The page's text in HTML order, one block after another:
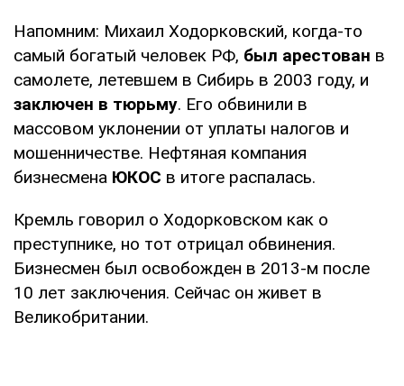
Напомним: Михаил Ходорковский, когда-то
самый богатый человек РФ, был арестован в
самолете, летевшем в Сибирь в 2003 году, и
заключен в тюрьму. Его обвинили в
массовом уклонении от уплаты налогов и
мошенничестве. Нефтяная компания
бизнесмена ЮКОС в итоге распалась.
Кремль говорил о Ходорковском как о
преступнике, но тот отрицал обвинения.
Бизнесмен был освобожден в 2013-м после
10 лет заключения. Сейчас он живет в
Великобритании.